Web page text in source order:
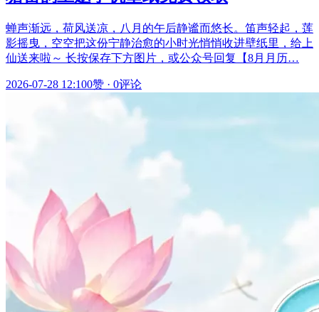
蝉声渐远，荷风送凉，八月的午后静谧而悠长。笛声轻起，莲
影摇曳，空空把这份宁静治愈的小时光悄悄收进壁纸里，给上
仙送来啦～ 长按保存下方图片，或公众号回复【8月月历…
2026-07-28 12:100赞 · 0评论